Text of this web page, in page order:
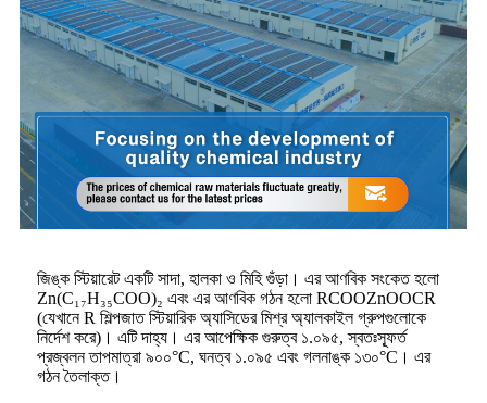
জিঙ্ক স্টিয়ারেট একটি সাদা, হালকা ও মিহি গুঁড়া। এর আণবিক সংকেত হলো
Zn(C₁₇H₃₅COO)₂ এবং এর আণবিক গঠন হলো RCOOZnOOCR
(যেখানে R শিল্পজাত স্টিয়ারিক অ্যাসিডের মিশ্র অ্যালকাইল গ্রুপগুলোকে
নির্দেশ করে)। এটি দাহ্য। এর আপেক্ষিক গুরুত্ব ১.০৯৫, স্বতঃস্ফূর্ত
প্রজ্বলন তাপমাত্রা ৯০০°C, ঘনত্ব ১.০৯৫ এবং গলনাঙ্ক ১৩০°C। এর
গঠন তৈলাক্ত।